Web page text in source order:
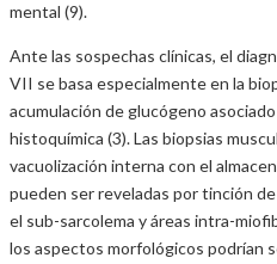
mental (9).
Ante las sospechas clínicas, el
VII se basa especialmente en la
acumulación de glucógeno
histoquímica (3). Las biopsias
vacuolización interna con el
pueden ser reveladas por tinción
el sub-sarcolema y áreas intra-
los aspectos morfológicos podrían